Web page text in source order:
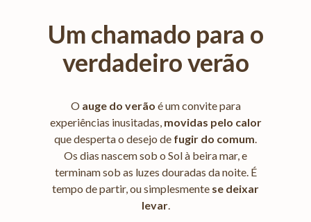
Um chamado para o
verdadeiro verão
O auge do verão é um convite para
experiências inusitadas, movidas pelo calor
que desperta o desejo de fugir do comum.
Os dias nascem sob o Sol à beira mar, e
terminam sob as luzes douradas da noite. É
tempo de partir, ou simplesmente se deixar
levar.